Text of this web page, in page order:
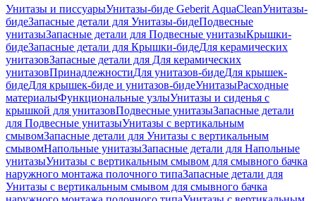
Унитазы и писсуарыУнитазы-биде Geberit AquaCleanУнитазы-
бидеЗапасные детали для Унитазы-бидеПодвесные
унитазыЗапасные детали для Подвесные унитазыКрышки-
бидеЗапасные детали для Крышки-бидеДля керамических
унитазовЗапасные детали для Для керамических
унитазовПринадлежностиДля унитазов-бидеДля крышек-
бидеДля крышек-биде и унитазов-бидеУнитазыРасходные
материалыФункциональные узлыУнитазы и сиденья с
крышкой для унитазовПодвесные унитазыЗапасные детали
для Подвесные унитазыУнитазы с вертикальным
смывомЗапасные детали для Унитазы с вертикальным
смывомНапольные унитазыЗапасные детали для Напольные
унитазыУнитазы с вертикальным смывом для смывного бачка
наружного монтажа полочного типаЗапасные детали для
Унитазы с вертикальным смывом для смывного бачка